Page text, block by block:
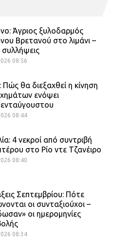
Άγριος ξυλοδαρμός
Βρετανού στο λιμάνι –
συλλήψεις
08:56
θα διεξαχθεί η κίνηση
ενόψει
08:44
4 νεκροί από συντριβή
στο Ρίο ντε Τζανέιρο
08:40
Σεπτεμβρίου: Πότε
οι συνταξιούχοι –
οι ημερομηνίες
08:34